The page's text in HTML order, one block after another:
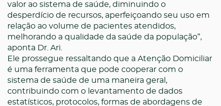
valor ao sistema de saúde, diminuindo o
desperdício de recursos, aperfeiçoando seu uso em
relação ao volume de pacientes atendidos,
melhorando a qualidade da saúde da população”,
aponta Dr. Ari.
Ele prossegue ressaltando que a Atenção Domiciliar
é uma ferramenta que pode cooperar com o
sistema de saúde de uma maneira geral,
contribuindo com o levantamento de dados
estatísticos, protocolos, formas de abordagens de